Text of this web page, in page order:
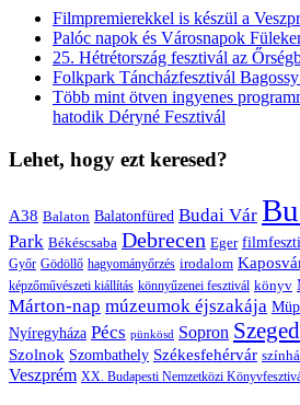
Filmpremierekkel is készül a
Palóc napok és Városnapok
25. Hétrétország fesztivál az
Folkpark Táncházfesztivál
Több mint ötven ingyenes
hatodik Déryné Fesztivál
Lehet, hogy ezt keresed?
A38 Balaton Balatonfüred Budai Vár
Park Békéscsaba Debrecen Eger
Győr Gödöllő hagyományőrzés irodalom
képzőművészeti kiállítás könnyűzenei fesztivál könyv
Márton-nap múzeumok éjszakája
Nyíregyháza Pécs pünkösd Sopron Szeged
Szolnok Szombathely Székesfehérvár
Veszprém XX. Budapesti Nemzetközi